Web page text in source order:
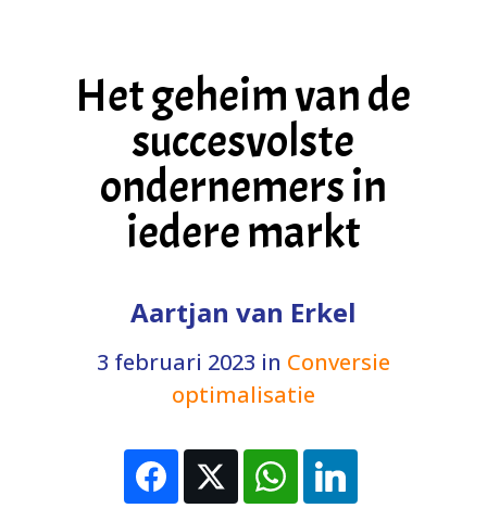
Het geheim van de
succesvolste
ondernemers in
iedere markt
Aartjan van Erkel
3 februari 2023 in Conversie
optimalisatie